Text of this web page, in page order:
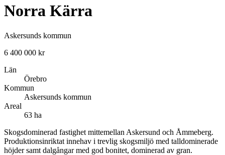
Norra Kärra
Askersunds kommun
6 400 000 kr
Län
Örebro
Kommun
Askersunds kommun
Areal
63 ha
Skogsdominerad fastighet mittemellan Askersund och Åmmeberg.
Produktionsinriktat innehav i trevlig skogsmiljö med talldominerade
höjder samt dalgångar med god bonitet, dominerad av gran.